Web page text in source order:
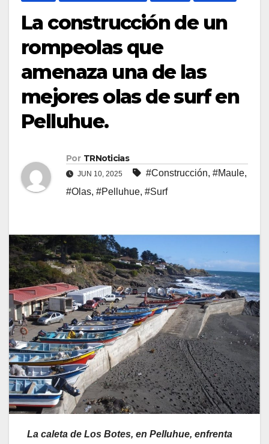
La construcción de un
rompeolas que
amenaza una de las
mejores olas de surf en
Pelluhue.
Por TRNoticias
JUN 10, 2025 #Construcción, #Maule,
#Olas, #Pelluhue, #Surf
La caleta de Los Botes, en Pelluhue, enfrenta